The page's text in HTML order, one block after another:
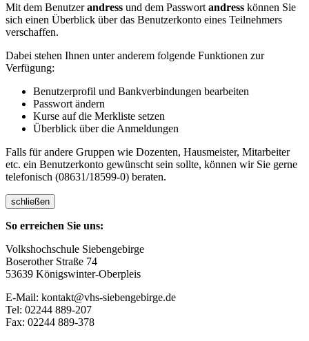
Mit dem Benutzerandress und dem Passwort andress können Sie
sich einen Überblick über das Benutzerkonto eines Teilnehmers
verschaffen.
Dabei stehen Ihnen unter anderem folgende Funktionen zur
Verfügung:
Benutzerprofil und Bankverbindungen bearbeiten
Passwort ändern
Kurse auf die Merkliste setzen
Überblick über die Anmeldungen
Falls für andere Gruppen wie Dozenten, Hausmeister, Mitarbeiter
etc. ein Benutzerkonto gewünscht sein sollte, können wir Sie gerne
telefonisch (08631/18599-0) beraten.
schließen
So erreichen Sie uns:
Volkshochschule Siebengebirge
Boserother Straße 74
53639 Königswinter-Oberpleis
E-Mail: kontakt@vhs-siebengebirge.de
Tel: 02244 889-207
Fax: 02244 889-378